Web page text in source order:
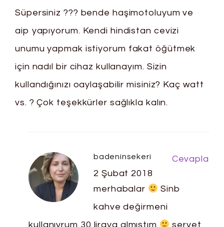
Süpersiniz ??? bende haşimotoluyum ve
aip yapıyorum. Kendi hindistan cevizi
unumu yapmak istiyorum fakat öğütmek
için nadıl bir cihaz kullanayım. Sizin
kullandığınızı oaylaşabilir misiniz? Kaç watt
vs. ? Çok teşekkürler sağlıkla kalın.
badeninsekeri
2 Şubat 2018
merhabalar
Sinb
kahve değirmeni
kullanıyrum 30 liraya almıştım
servet
Cevapla